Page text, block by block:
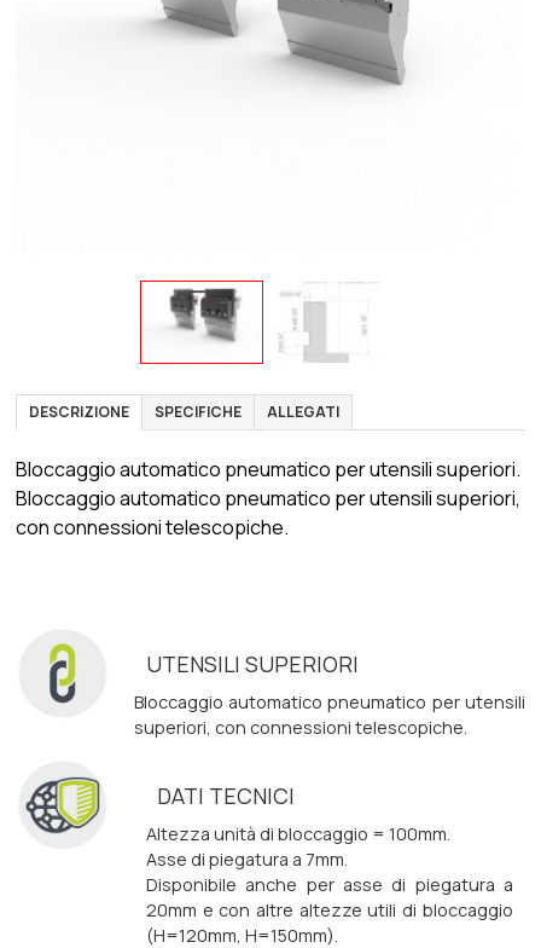
DESCRIZIONE SPECIFICHE ALLEGATI
Bloccaggio automatico pneumatico per utensili superiori.
Bloccaggio automatico pneumatico per utensili superiori,
con connessioni telescopiche.
UTENSILI SUPERIORI
Bloccaggio automatico pneumatico per utensili
superiori, con connessioni telescopiche.
DATI TECNICI
Altezza unità di bloccaggio = 100mm.
Asse di piegatura a 7mm.
Disponibile anche per asse di piegatura a
20mm e con altre altezze utili di bloccaggio
(H=120mm, H=150mm).